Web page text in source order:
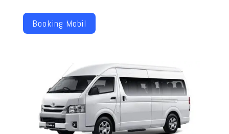
Booking Mobil